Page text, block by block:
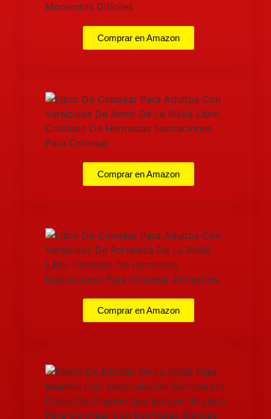
Comprar en Amazon
Comprar en Amazon
Comprar en Amazon